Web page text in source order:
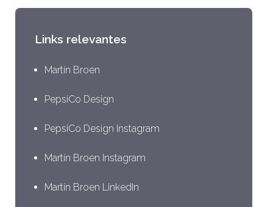
Links relevantes
Martín Broen
PepsiCo Design
PepsiCo Design Instagram
Martín Broen Instagram
Martín Broen LinkedIn